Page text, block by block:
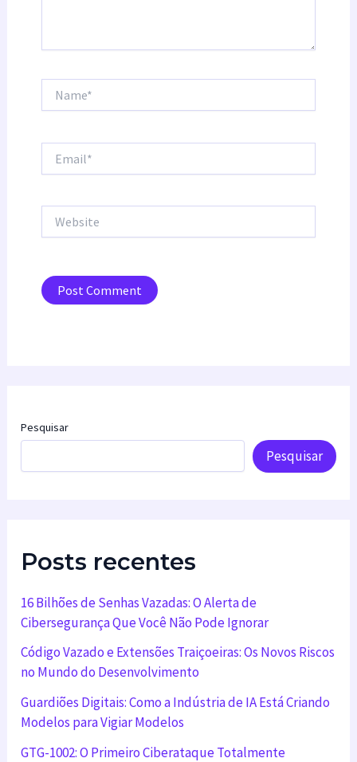
Pesquisar
Pesquisar
Posts recentes
16 Bilhões de Senhas Vazadas: O Alerta de
Cibersegurança Que Você Não Pode Ignorar
Código Vazado e Extensões Traiçoeiras: Os Novos Riscos
no Mundo do Desenvolvimento
Guardiões Digitais: Como a Indústria de IA Está Criando
Modelos para Vigiar Modelos
GTG-1002: O Primeiro Ciberataque Totalmente